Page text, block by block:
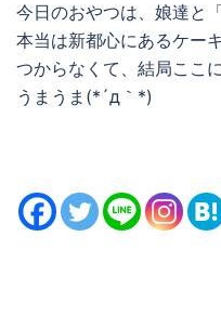
今日のおやつは、娘達と
本当は新都心にあるケー
つからなくて、結局ここ
うまうま(*´д｀*)